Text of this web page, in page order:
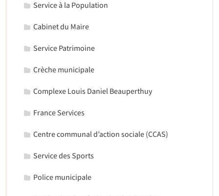
Service à la Population
Cabinet du Maire
Service Patrimoine
Crèche municipale
Complexe Louis Daniel Beauperthuy
France Services
Centre communal d’action sociale (CCAS)
Service des Sports
Police municipale